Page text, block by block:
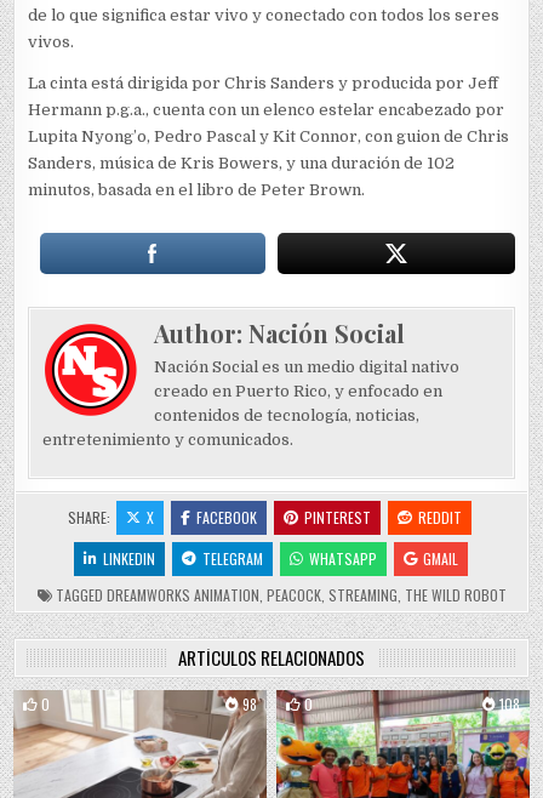
de lo que significa estar vivo y conectado con todos los seres
vivos.
La cinta está dirigida por Chris Sanders y producida por Jeff
Hermann p.g.a., cuenta con un elenco estelar encabezado por
Lupita Nyong’o, Pedro Pascal y Kit Connor, con guion de Chris
Sanders, música de Kris Bowers, y una duración de 102
minutos, basada en el libro de Peter Brown.
Author:Nación Social
Nación Social es un medio digital nativo
creado en Puerto Rico, y enfocado en
contenidos de tecnología, noticias,
entretenimiento y comunicados.
SHARE: X FACEBOOK PINTEREST
REDDIT
LINKEDIN
TELEGRAM WHATSAPP
GMAIL
TAGGED DREAMWORKS ANIMATION PEACOCK, STREAMING THE WILD ROBOT
ARTÍCULOS RELACIONADOS
0 98 0 108